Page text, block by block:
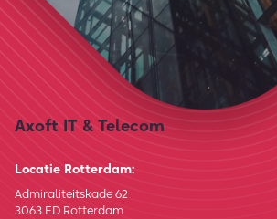
Axoft IT & Telecom
Locatie Rotterdam:
Admiraliteitskade 62
3063 ED Rotterdam